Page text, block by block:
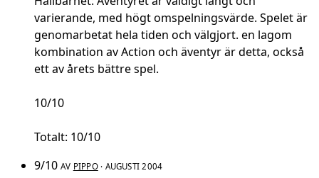
varierande, med högt omspelningsvärde. Spelet är
genomarbetat hela tiden och välgjort. en lagom
kombination av Action och äventyr är detta, också
ett av årets bättre spel.
10/10
Totalt: 10/10
9/10 AV PIPPO· AUGUSTI 2004